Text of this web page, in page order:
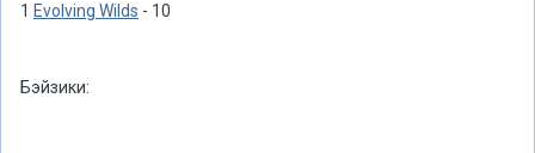
1 Evolving Wilds - 10
Бэйзики: